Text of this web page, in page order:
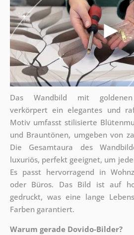
Das Wandbild mit goldenen
verkörpert ein elegantes und
Motiv umfasst stilisierte
und Brauntönen, umgeben von
Die Gesamtaura des
luxuriös, perfekt geeignet, um
Es passt hervorragend in
oder Büros. Das Bild ist auf
gedruckt, was eine lange
Farben garantiert.
Warum gerade Dovido-Bilder?